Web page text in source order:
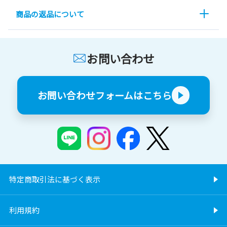
商品の返品について
お問い合わせ
お問い合わせフォームはこちら
特定商取引法に基づく表示
利用規約